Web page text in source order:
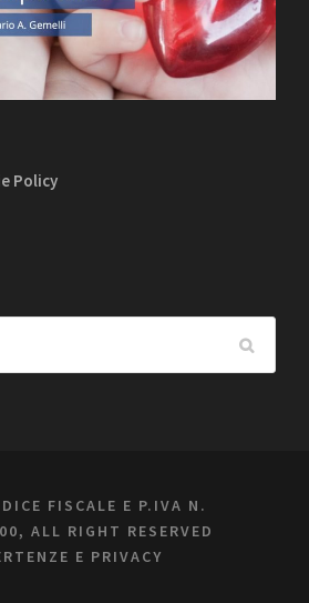
Policy
FISCALE E P.IVA N.
ALL RIGHT RESERVED
E PRIVACY